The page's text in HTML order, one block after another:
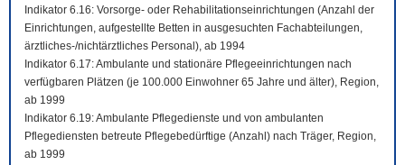
Indikator 6.16: Vorsorge- oder Rehabilitationseinrichtungen (Anzahl der
Einrichtungen, aufgestellte Betten in ausgesuchten Fachabteilungen,
ärztliches-/nichtärztliches Personal), ab 1994
Indikator 6.17: Ambulante und stationäre Pflegeeinrichtungen nach
verfügbaren Plätzen (je 100.000 Einwohner 65 Jahre und älter), Region,
ab 1999
Indikator 6.19: Ambulante Pflegedienste und von ambulanten
Pflegediensten betreute Pflegebedürftige (Anzahl) nach Träger, Region,
ab 1999